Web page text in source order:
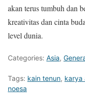
akan terus tumbuh dan
kreativitas dan cinta
level dunia.
Categories: Asia,
Tags: kain tenun, karya
noesa